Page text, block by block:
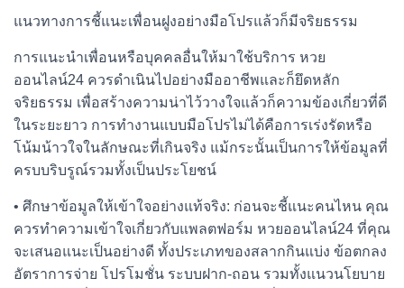
แนวทางการชี้แนะเพื่อนฝูงอย่างมือโปรแล้วก็มีจริยธรรม
การแนะนำเพื่อนหรือบุคคลอื่นให้มาใช้บริการ หวย
ออนไลน์24 ควรดำเนินไปอย่างมืออาชีพและก็ยึดหลัก
จริยธรรม เพื่อสร้างความน่าไว้วางใจแล้วก็ความข้องเกี่ยวที่ดี
ในระยะยาว การทำงานแบบมือโปรไม่ได้คือการเร่งรัดหรือ
โน้มน้าวใจในลักษณะที่เกินจริง แม้กระนั้นเป็นการให้ข้อมูลที่
ครบบริบรูณ์รวมทั้งเป็นประโยชน์
• ศึกษาข้อมูลให้เข้าใจอย่างแท้จริง: ก่อนจะชี้แนะคนไหน คุณ
ควรทำความเข้าใจเกี่ยวกับแพลตฟอร์ม หวยออนไลน์24 ที่คุณ
จะเสนอแนะเป็นอย่างดี ทั้งประเภทของสลากกินแบ่ง ข้อตกลง
อัตราการจ่าย โปรโมชั่น ระบบฝาก-ถอน รวมทั้งแนวนโยบาย